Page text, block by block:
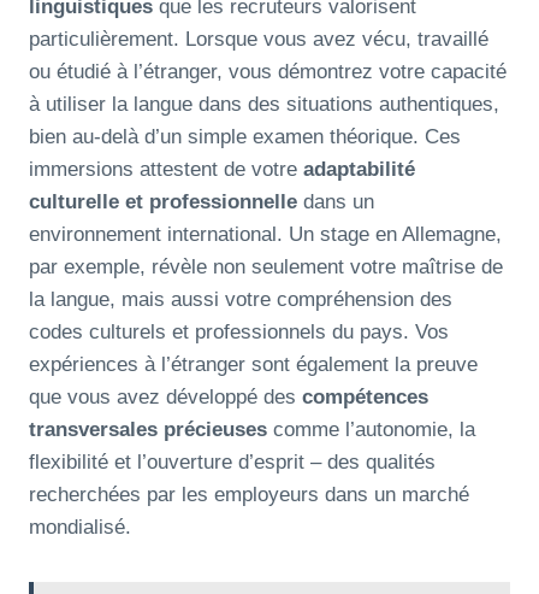
linguistiques que les recruteurs valorisent
particulièrement. Lorsque vous avez vécu, travaillé
ou étudié à l’étranger, vous démontrez votre capacité
à utiliser la langue dans des situations authentiques,
bien au-delà d’un simple examen théorique. Ces
immersions attestent de votre adaptabilité
culturelle et professionnelle dans un
environnement international. Un stage en Allemagne,
par exemple, révèle non seulement votre maîtrise de
la langue, mais aussi votre compréhension des
codes culturels et professionnels du pays. Vos
expériences à l’étranger sont également la preuve
que vous avez développé des compétences
transversales précieuses comme l’autonomie, la
flexibilité et l’ouverture d’esprit – des qualités
recherchées par les employeurs dans un marché
mondialisé.